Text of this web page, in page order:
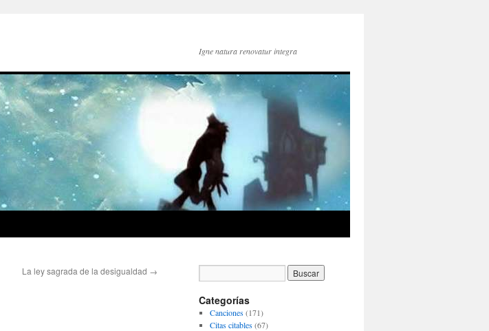
Igne natura renovatur integra
La ley sagrada de la desigualdad →
Categorías
Canciones(171)
Citas citables(67)